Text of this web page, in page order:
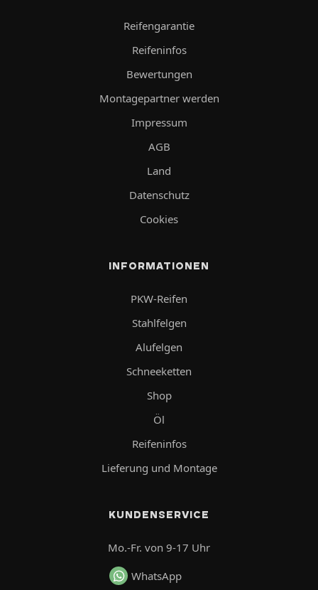
Reifengarantie
Reifeninfos
Bewertungen
Montagepartner werden
Impressum
AGB
Land
Datenschutz
Cookies
INFORMATIONEN
PKW-Reifen
Stahlfelgen
Alufelgen
Schneeketten
Shop
Öl
Reifeninfos
Lieferung und Montage
KUNDENSERVICE
Mo.-Fr. von 9-17 Uhr
WhatsApp